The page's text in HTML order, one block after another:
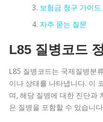
보험금 청구 가이드
자주 묻는 질문
L85 질병코드
L85 질병코드는 국제질병분
이나 상태를 나타냅니다. 이
며, 해당 질병에 대한 진단과
은 질병을 포함할 수 있습니